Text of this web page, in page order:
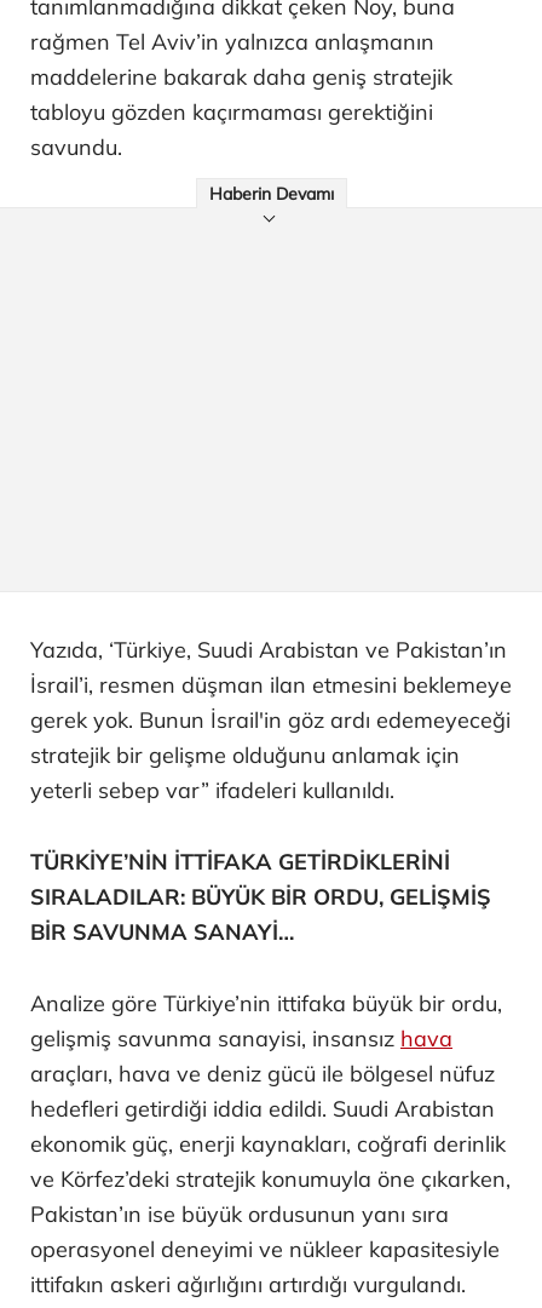
tanımlanmadığına dikkat çeken Noy, buna
rağmen Tel Aviv’in yalnızca anlaşmanın
maddelerine bakarak daha geniş stratejik
tabloyu gözden kaçırmaması gerektiğini
savundu.
Haberin Devamı
Yazıda, ‘Türkiye, Suudi Arabistan ve Pakistan’ın
İsrail’i, resmen düşman ilan etmesini beklemeye
gerek yok. Bunun İsrail'in göz ardı edemeyeceği
stratejik bir gelişme olduğunu anlamak için
yeterli sebep var” ifadeleri kullanıldı.
TÜRKİYE’NİN İTTİFAKA GETİRDİKLERİNİ
SIRALADILAR: BÜYÜK BİR ORDU, GELİŞMİŞ
BİR SAVUNMA SANAYİ…
Analize göre Türkiye’nin ittifaka büyük bir ordu,
gelişmiş savunma sanayisi, insansız hava
araçları, hava ve deniz gücü ile bölgesel nüfuz
hedefleri getirdiği iddia edildi. Suudi Arabistan
ekonomik güç, enerji kaynakları, coğrafi derinlik
ve Körfez’deki stratejik konumuyla öne çıkarken,
Pakistan’ın ise büyük ordusunun yanı sıra
operasyonel deneyimi ve nükleer kapasitesiyle
ittifakın askeri ağırlığını artırdığı vurgulandı.